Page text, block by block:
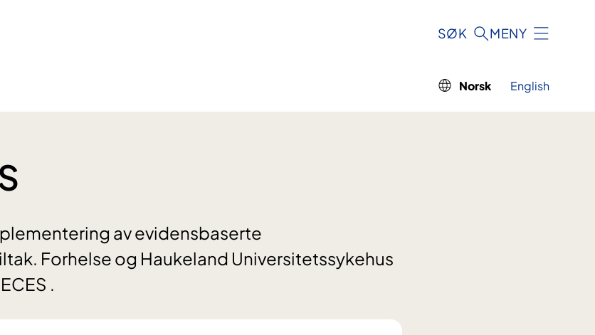
SØK MENY
Norsk English
av evidensbaserte
Forhelse og Haukeland Universitetssykehus
.